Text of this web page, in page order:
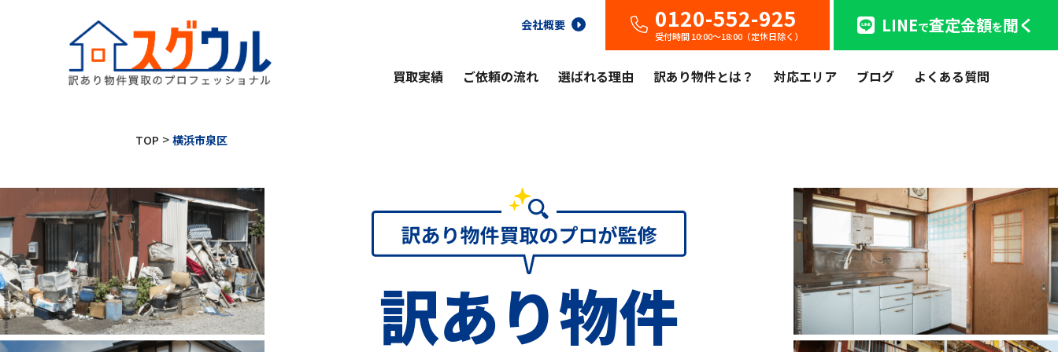
買取実績 ご依頼の流れ 選ばれる理由 訳あり物件とは？ 対応エリア ブログ よくある質問
会社概要 0120-552-925
受付時間 10:00〜18:00（定休日除く） LINEで査定金額を聞く
TOP > 横浜市泉区
訳あり物件